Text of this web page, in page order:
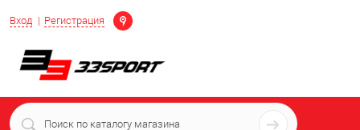
Вход Регистрация
Определение
+7 (939) 716-10-06
пн-пт 7:00-16:00 МСК